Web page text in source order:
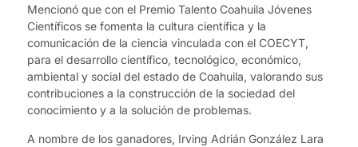
Mencionó que con el Premio Talento Coahuila Jóvenes
Científicos se fomenta la cultura científica y la
comunicación de la ciencia vinculada con el COECYT,
para el desarrollo científico, tecnológico, económico,
ambiental y social del estado de Coahuila, valorando sus
contribuciones a la construcción de la sociedad del
conocimiento y a la solución de problemas.
A nombre de los ganadores, Irving Adrián González Lara